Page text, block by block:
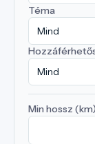
Téma
Min hossz (km)